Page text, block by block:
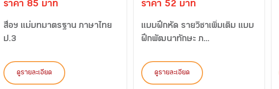
ราคา 85 บาท
สื่อฯ แม่บทมาตรฐาน ภาษาไทย
ป.3
ดูรายละเอียด
ราคา 52 บาท
แบบฝึกหัด รายวิชาเพิ่มเติม แบบ
ฝึกพัฒนาทักษะ ภ...
ดูรายละเอียด